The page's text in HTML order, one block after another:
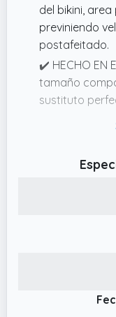
del bikini, area
previniendo
postafeitado.
✔️ HECHO EN
tamaño
sustituto
desodorante
comprobado
un ph
✔️ AROMA
olores
durante esos
una